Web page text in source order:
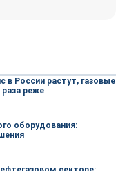
в России растут, газовые
реже
оборудования: